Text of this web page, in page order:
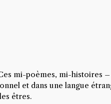
mi-poèmes, mi-histoires
et dans une langue
êtres.